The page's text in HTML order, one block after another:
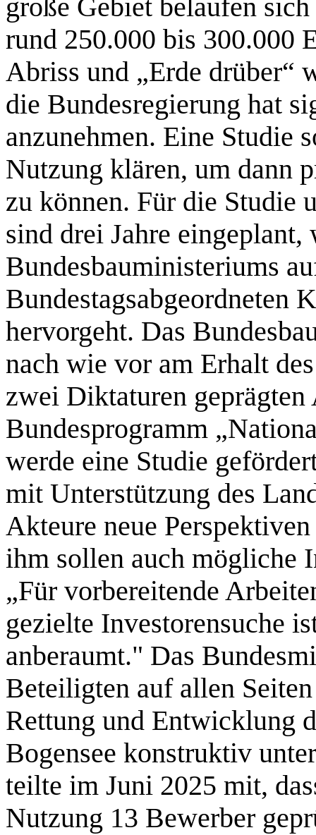
große Gebiet belaufen
rund 250.000 bis 300.000
Abriss und „Erde drüber“
die Bundesregierung hat
anzunehmen. Eine Studie
Nutzung klären, um dann
zu können. Für die Studie
sind drei Jahre
Bundesbauministeriums
Bundestagsabgeordneten
hervorgeht. Das
nach wie vor am Erhalt
zwei Diktaturen geprägten
Bundesprogramm
werde eine Studie
mit Unterstützung des
Akteure neue
ihm sollen auch mögliche
„Für vorbereitende
gezielte Investorensuche
anberaumt." Das
Beteiligten auf allen
Rettung und Entwicklung
Bogensee konstruktiv
teilte im Juni 2025 mit,
Nutzung 13 Bewerber